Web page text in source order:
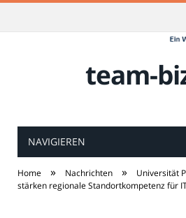
team-
NAVIGIEREN
Home » Nachrichten »
Universität
stärken regionale Standortkompetenz für